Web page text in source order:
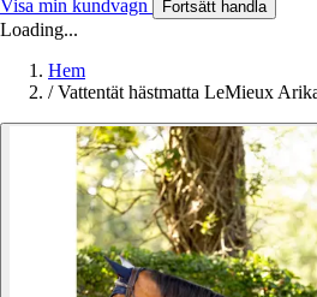
Visa min kundvagn Fortsätt handla
Loading...
Hem
/ Vattentät hästmatta LeMieux